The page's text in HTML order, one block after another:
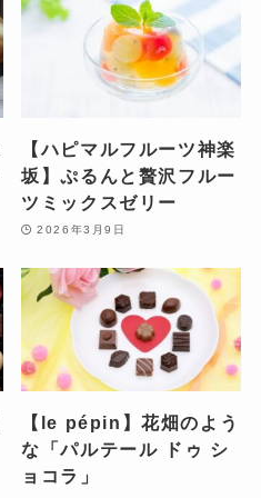
【ハピマルフルーツ神楽
坂】ぷるんと贅沢フルー
ツミックスゼリー
2026年3月9日
【le pépin】花畑のよう
な「パルテール ドゥ シ
ョコラ」